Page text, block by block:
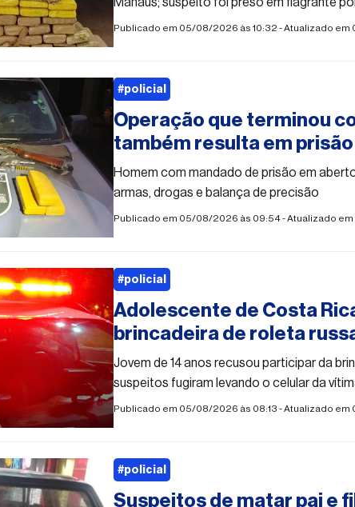
Manaus; suspeito foi preso em flagrante
Publicado em 05/08/2026 às 10:32 - Atualizado em
Operação que terminou
também resulta em
Homem com mandado de prisão em
armas, drogas e balança de precisão
Publicado em 05/08/2026 às 09:54 - Atualizado
#policial
Adolescente de Costa
brincadeira de roleta
Jovem de 14 anos recusou participar da
suspeitos fugiram levando o celular da
Publicado em 05/08/2026 às 08:13 - Atualizado em
#policial
Suspeitos de matar pai e
#policial